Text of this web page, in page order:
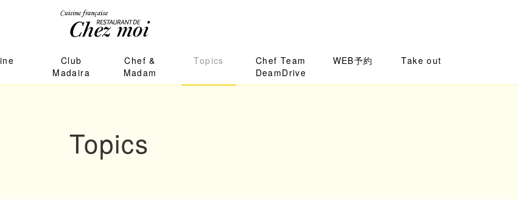
Club
Madaira
Chef &
Madam
Topics
Chef Team
DeamDrive
WEB予約 Take out
Topics